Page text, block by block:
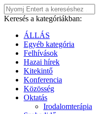
Keresés a kategóriákban:
ÁLLÁS
Egyéb kategória
Felhívások
Hazai hírek
Kitekintő
Konferencia
Közösség
Oktatás
Irodalomterápia